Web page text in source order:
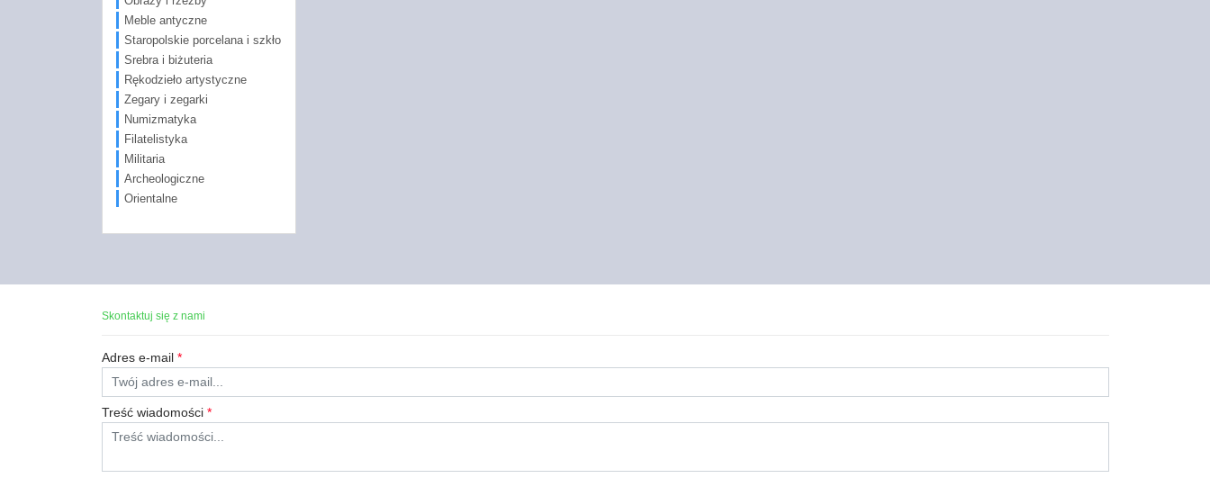
Meble antyczne
Staropolskie porcelana i szkło
Srebra i biżuteria
Rękodzieło artystyczne
Zegary i zegarki
Numizmatyka
Filatelistyka
Militaria
Archeologiczne
Orientalne
Skontaktuj się z nami
Adres e-mail *
Treść wiadomości *